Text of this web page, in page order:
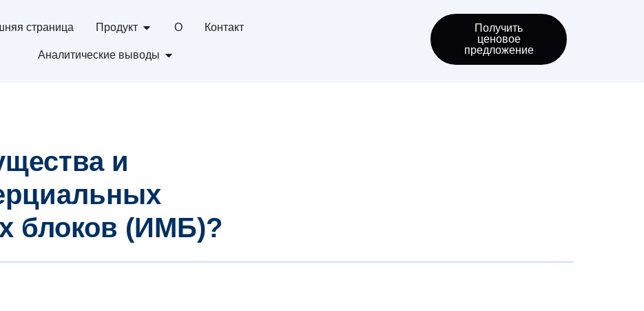
страница Продукт О Контакт
Аналитические выводы
Получить
ценовое
предложение
и
блоков (ИМБ)?